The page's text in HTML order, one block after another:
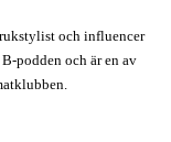
och influencer
podden och är en av